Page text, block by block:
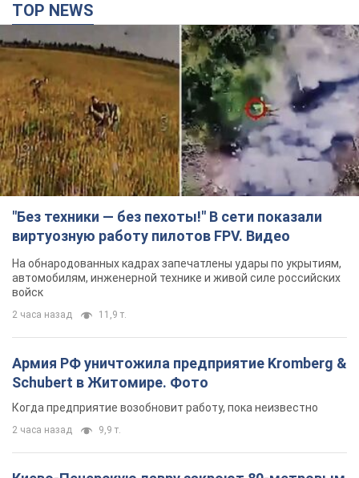
TOP NEWS
"Без техники — без пехоты!" В сети показали
виртуозную работу пилотов FPV. Видео
На обнародованных кадрах запечатлены удары по укрытиям,
автомобилям, инженерной технике и живой силе российских
войск
2 часа назад 11,9 т.
Армия РФ уничтожила предприятие Kromberg &
Schubert в Житомире. Фото
Когда предприятие возобновит работу, пока неизвестно
2 часа назад 9,9 т.